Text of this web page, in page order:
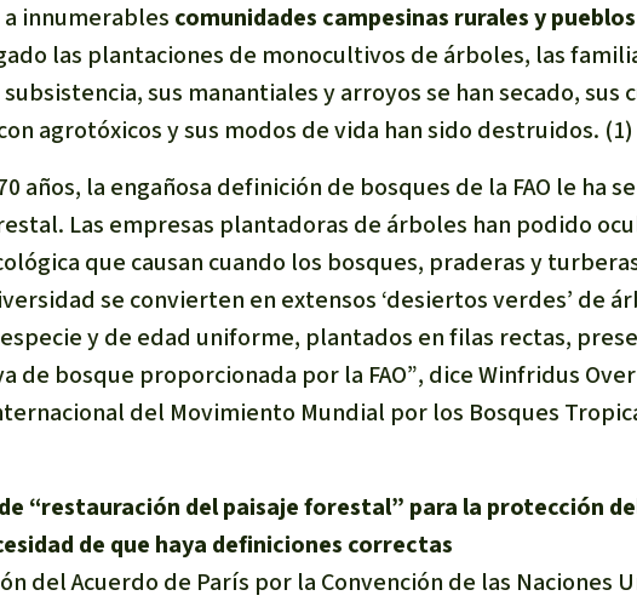
a innumerables comunidades campesinas rurales y
las plantaciones de monocultivos de árboles, las
sus manantiales y arroyos se han secado, sus
agrotóxicos y sus modos de vida han sido destruidos. (1)
años, la engañosa definición de bosques de la FAO le ha
Las empresas plantadoras de árboles han podido
que causan cuando los bosques, praderas y
se convierten en extensos ‘desiertos verdes’ de
y de edad uniforme, plantados en filas rectas,
de bosque proporcionada por la FAO”, dice Winfridus
del Movimiento Mundial por los Bosques
“restauración del paisaje forestal” para la protección
de que haya definiciones correctas
del Acuerdo de París por la Convención de las Naciones